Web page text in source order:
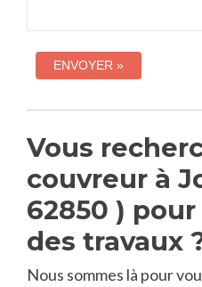
Vous
couvreur à
62850 )
des travaux
Nous sommes là pour